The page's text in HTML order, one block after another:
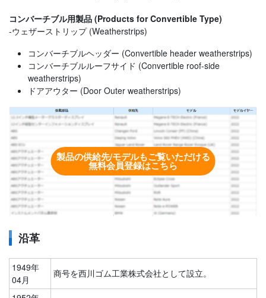
コンバーチブル用製品 (Products for Convertible Type)
-ウェザーストリップ (Weatherstrips)
コンバーチブルヘッダー (Convertible header weatherstrips)
コンバーチブルルーフサイド (Convertible roof-side
weatherstrips)
ドアアウター (Door Outer weatherstrips)
製品の供給先/モデルもご覧いただける
無料会員登録はこちら
沿革
1949年
04月
商号を西川ゴム工業株式会社として設立。